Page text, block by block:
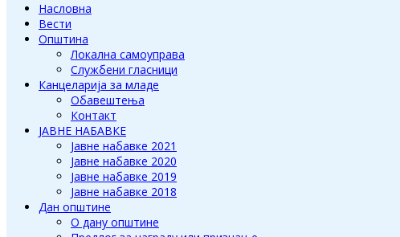
Насловна
Вести
Општина
Локална самоуправа
Службени гласници
Канцеларија за младе
Обавештења
Контакт
ЈАВНЕ НАБАВКЕ
Јавне набавке 2021
Јавне набавке 2020
Јавне набавке 2019
Јавне набавке 2018
Дан општине
О дану општине